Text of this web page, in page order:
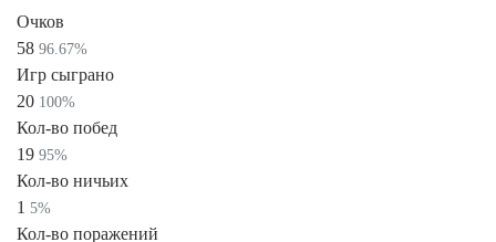
Очков
58 96.67%
Игр сыграно
20 100%
Кол-во побед
19 95%
Кол-во ничьих
1 5%
Кол-во поражений